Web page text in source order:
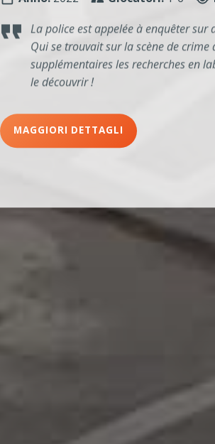
La police est appelée à enquêter sur
Qui se trouvait sur la scène de crime
supplémentaires les recherches en
le découvrir !
MAGGIORI DETTAGLI